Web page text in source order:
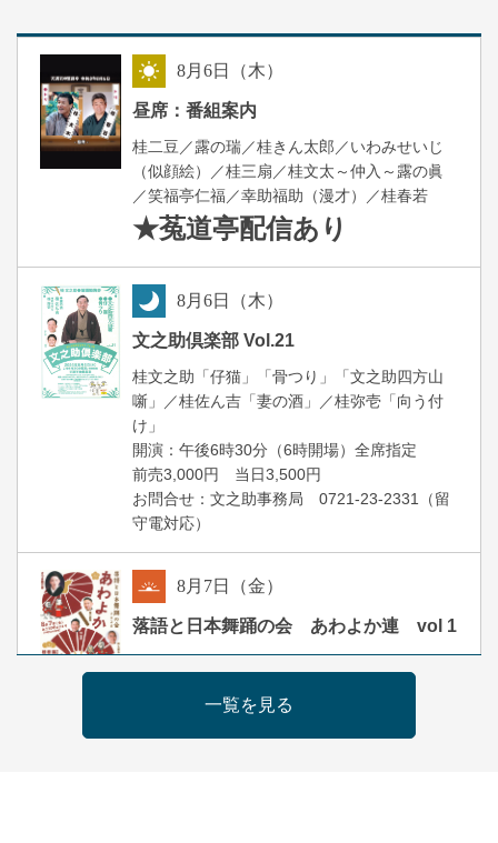
8月6日（木）
昼席：番組案内
桂二豆／露の瑞／桂きん太郎／いわみせいじ
（似顔絵）／桂三扇／桂文太～仲入～露の眞
／笑福亭仁福／幸助福助（漫才）／桂春若
★菟道亭配信あり
8月6日（木）
文之助倶楽部 Vol.21
桂文之助「仔猫」「骨つり」「文之助四方山
噺」／桂佐ん吉「妻の酒」／桂弥壱「向う付
け」
開演：午後6時30分（6時開場）全席指定
前売3,000円 当日3,500円
お問合せ：文之助事務局 0721-23-2331（留
守電対応）
8月 7日（金）
落語と日本舞踊の会 あわよか連 vol 1
開演：午前10時（9時30分開場）
前売2,500円 当日3,000円
一覧を見る